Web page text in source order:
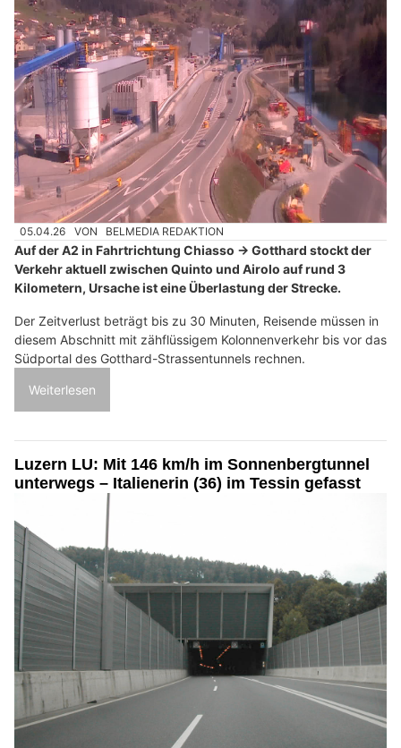
05.04.26 VON BELMEDIA REDAKTION
Auf der A2 in Fahrtrichtung Chiasso → Gotthard stockt der
Verkehr aktuell zwischen Quinto und Airolo auf rund 3
Kilometern, Ursache ist eine Überlastung der Strecke.
Der Zeitverlust beträgt bis zu 30 Minuten, Reisende müssen in
diesem Abschnitt mit zähflüssigem Kolonnenverkehr bis vor das
Südportal des Gotthard-Strassentunnels rechnen.
Weiterlesen
Luzern LU: Mit 146 km/h im Sonnenbergtunnel
unterwegs – Italienerin (36) im Tessin gefasst